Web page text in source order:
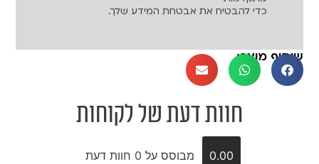
כדי להבטיח את אבטחת המידע שלך.
שיתוף מוצר:
חוות דעת של לקוחות
0.00 מבוסס על 0 חוות דעת